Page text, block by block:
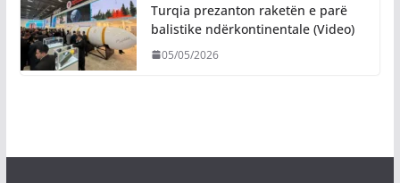
Turqia prezanton raketën e parë
balistike ndërkontinentale (Video)
05/05/2026